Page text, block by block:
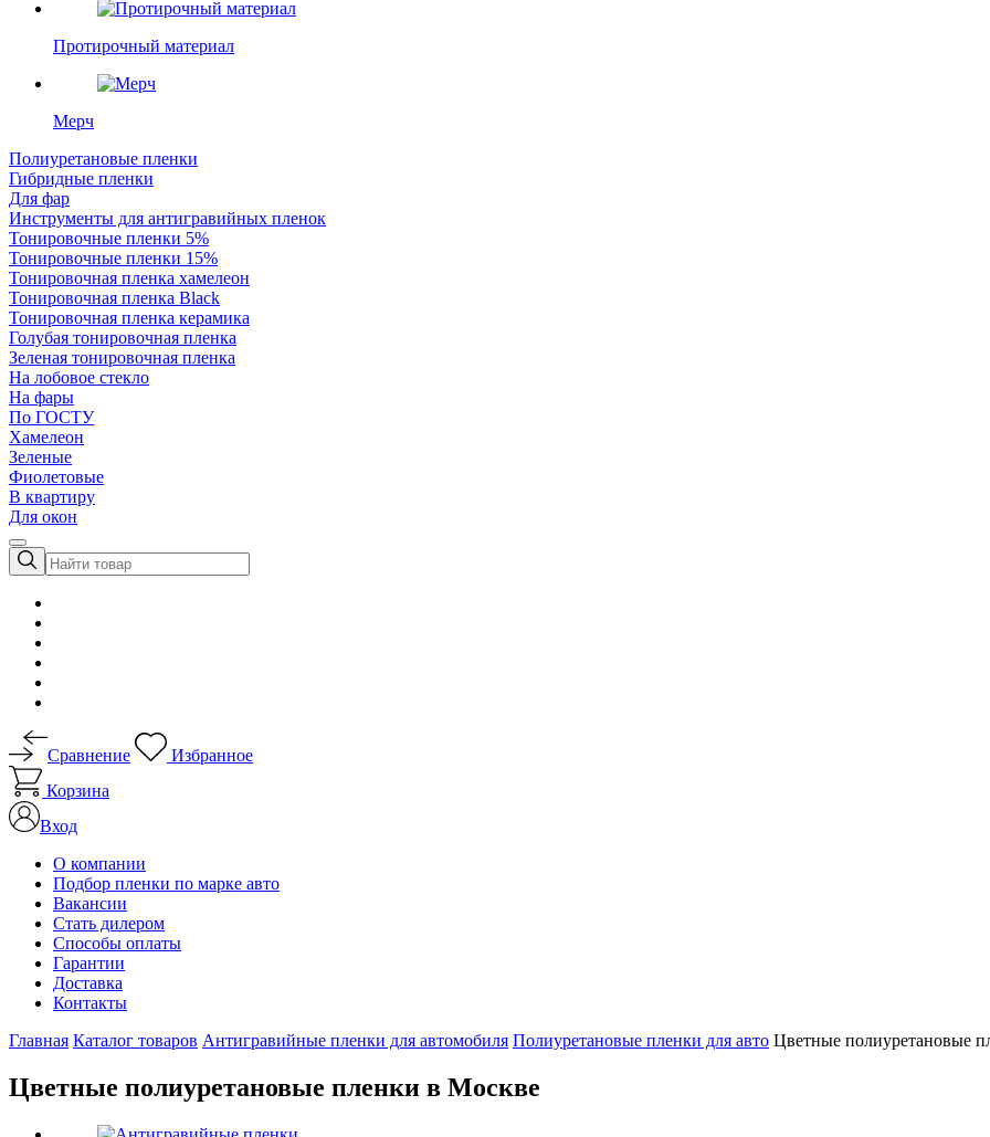
Протирочный материал
Мерч
Полиуретановые пленки
Гибридные пленки
Для фар
Инструменты для антигравийных пленок
Тонировочные пленки 5%
Тонировочные пленки 15%
Тонировочная пленка хамелеон
Тонировочная пленка Black
Тонировочная пленка керамика
Голубая тонировочная пленка
Зеленая тонировочная пленка
На лобовое стекло
На фары
По ГОСТУ
Хамелеон
Зеленые
Фиолетовые
В квартиру
Для окон
Сравнение
Избранное
Корзина
Вход
О компании
Подбор пленки по марке авто
Вакансии
Стать дилером
Способы оплаты
Гарантии
Доставка
Контакты
Главная Каталог товаров Антигравийные пленки для автомобиля Полиуретановые пленки для авто Цветные полиуретановые
Цветные полиуретановые пленки в Москве